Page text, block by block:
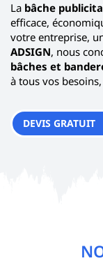
La bâche
efficace,
votre entreprise,
ADSIGN, nous
bâches et
à tous vos
DEVIS GRATUIT